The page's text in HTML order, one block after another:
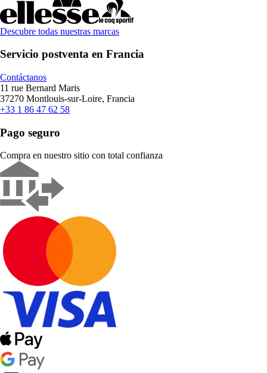
Descubre todas nuestras marcas
Servicio postventa en Francia
Contáctanos
11 rue Bernard Maris
37270 Montlouis-sur-Loire, Francia
+33 1 86 47 62 58
Pago seguro
Compra en nuestro sitio con total confianza